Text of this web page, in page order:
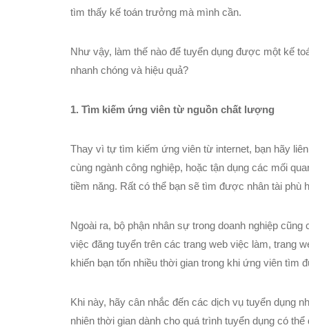
tìm thấy kế toán trưởng mà mình cần.
Như vậy, làm thế nào để tuyển dụng được một kế
nhanh chóng và hiệu quả?
1. Tìm kiếm ứng viên từ nguồn chất lượng
Thay vì tự tìm kiếm ứng viên từ internet, bạn hãy
cùng ngành công nghiệp, hoặc tận dụng các mối
tiềm năng. Rất có thể bạn sẽ tìm được nhân tài phù
Ngoài ra, bộ phận nhân sự trong doanh nghiệp
việc đăng tuyển trên các trang web việc làm, trang
khiến bạn tốn nhiều thời gian trong khi ứng viên tìm
Khi này, hãy cân nhắc đến các dịch vụ tuyển dụng
nhiên thời gian dành cho quá trình tuyển dụng có